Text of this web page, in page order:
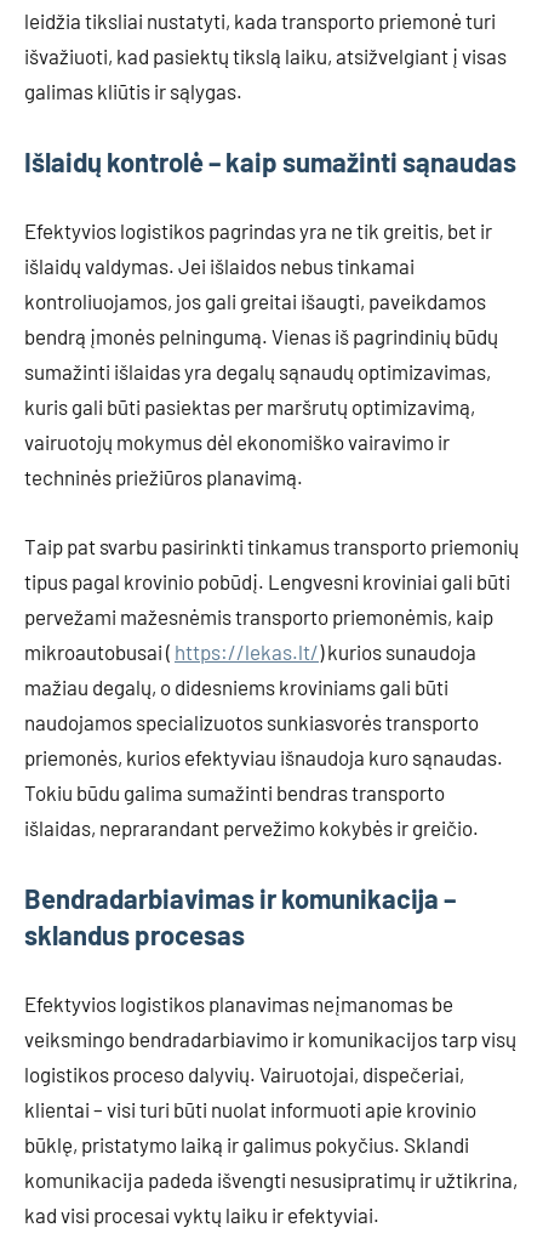
leidžia tiksliai nustatyti, kada transporto priemonė turi
išvažiuoti, kad pasiektų tikslą laiku, atsižvelgiant į visas
galimas kliūtis ir sąlygas.
Išlaidų kontrolė – kaip sumažinti sąnaudas
Efektyvios logistikos pagrindas yra ne tik greitis, bet ir
išlaidų valdymas. Jei išlaidos nebus tinkamai
kontroliuojamos, jos gali greitai išaugti, paveikdamos
bendrą įmonės pelningumą. Vienas iš pagrindinių būdų
sumažinti išlaidas yra degalų sąnaudų optimizavimas,
kuris gali būti pasiektas per maršrutų optimizavimą,
vairuotojų mokymus dėl ekonomiško vairavimo ir
techninės priežiūros planavimą.
Taip pat svarbu pasirinkti tinkamus transporto priemonių
tipus pagal krovinio pobūdį. Lengvesni kroviniai gali būti
pervežami mažesnėmis transporto priemonėmis, kaip
mikroautobusai ( https://lekas.lt/) kurios sunaudoja
mažiau degalų, o didesniems kroviniams gali būti
naudojamos specializuotos sunkiasvorės transporto
priemonės, kurios efektyviau išnaudoja kuro sąnaudas.
Tokiu būdu galima sumažinti bendras transporto
išlaidas, neprarandant pervežimo kokybės ir greičio.
Bendradarbiavimas ir komunikacija –
sklandus procesas
Efektyvios logistikos planavimas neįmanomas be
veiksmingo bendradarbiavimo ir komunikacijos tarp visų
logistikos proceso dalyvių. Vairuotojai, dispečeriai,
klientai – visi turi būti nuolat informuoti apie krovinio
būklę, pristatymo laiką ir galimus pokyčius. Sklandi
komunikacija padeda išvengti nesusipratimų ir užtikrina,
kad visi procesai vyktų laiku ir efektyviai.